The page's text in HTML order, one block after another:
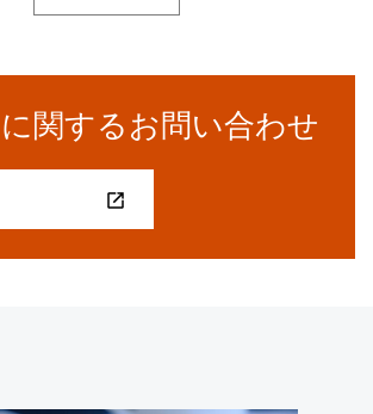
関するお問い合わせ